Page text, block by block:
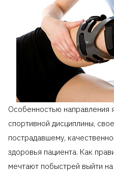
Особенностью направления
спортивной дисциплины,
пострадавшему,
здоровья пациента. Как
мечтают побыстрей выйти